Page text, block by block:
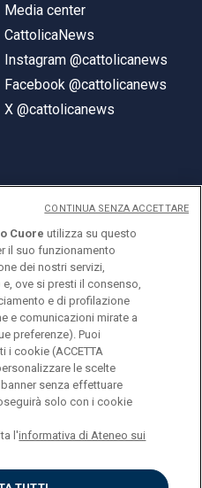
Media center
CattolicaNews
Instagram @cattolicanews
Facebook @cattolicanews
X @cattolicanews
Cuore
Cuore utilizza su questo
il suo funzionamento
dei nostri servizi,
ove si presti il consenso,
e di profilazione
e comunicazioni mirate a
preferenze). Puoi
i cookie (ACCETTA
le scelte
senza effettuare
solo con i cookie
l'informativa di Ateneo sui
CONTINUA SENZA ACCETTARE